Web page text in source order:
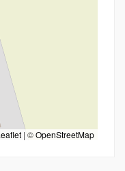
| ©OpenStreetMap